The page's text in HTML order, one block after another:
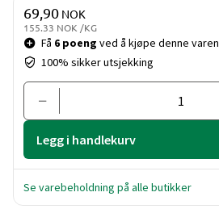
Pris og mengde
Få 6 poeng ved å kjøpe denne varen
100% sikker utsjekking
69,90 NOK
155.33 NOK /KG
Legg i handlekurv
Se varebeholdning på alle butikker